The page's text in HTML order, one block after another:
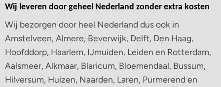
Wij leveren door geheel Nederland zonder extra kosten
Wij bezorgen door heel Nederland dus ook in
Amstelveen, Almere, Beverwijk, Delft, Den Haag,
Hoofddorp, Haarlem, IJmuiden, Leiden en Rotterdam,
Aalsmeer, Alkmaar, Blaricum, Bloemendaal, Bussum,
Hilversum, Huizen, Naarden, Laren, Purmerend en